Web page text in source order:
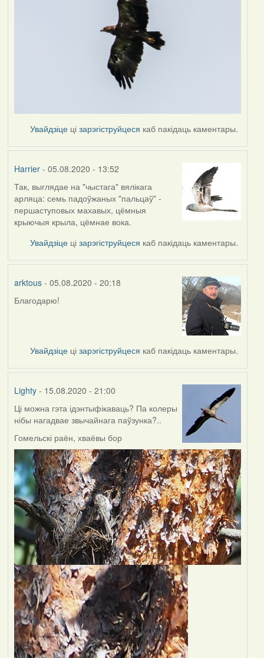
Увайдзіце цізарэгіструйцеся каб пакідаць каментары.
Harrier- 05.08.2020 - 13:52
In
reply
to
by
arktous
Так, выглядае на "чыстага" вялікага
арляца: семь падоўжаных "пальцаў" -
першаступовых махавых, цёмныя
крыючыя крыла, цёмнае вока.
Увайдзіце цізарэгіструйцеся каб пакідаць каментары.
arktous- 05.08.2020 - 20:18
In
Harrier
Благодарю!
Увайдзіце цізарэгіструйцеся каб пакідаць каментары.
Lighty- 15.08.2020 - 21:00
Ці можна гэта ідэнтыфікаваць? Па колеры
нібы нагадвае звычайнага паўзунка?..
Гомельскі раён, хваёвы бор